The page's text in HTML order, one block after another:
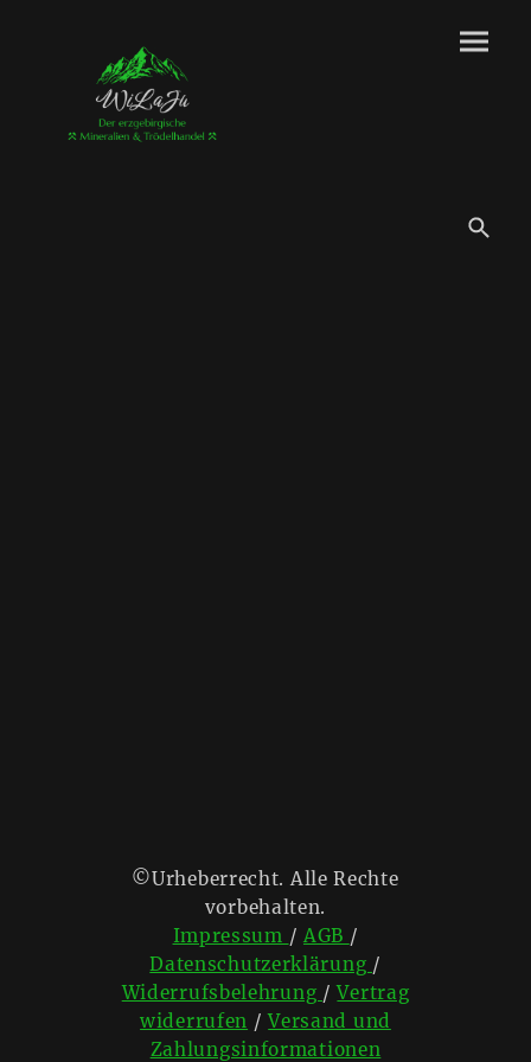
©Urheberrecht. Alle Rechte
vorbehalten.
Impressum / AGB /
Datenschutzerklärung /
Widerrufsbelehrung /Vertrag
widerrufen /Versand und
Zahlungsinformationen